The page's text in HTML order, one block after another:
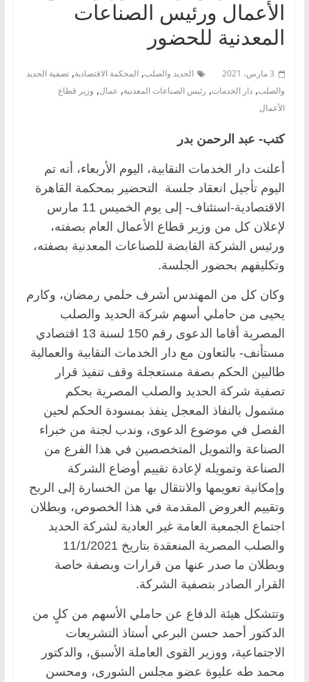
الأعمال ورئيس الصناعات
المعدنية للحضور
3 مارس، 2021 الحديد والصلب, المحكمة الاقتصادية, تصفية الحديد
والصلب, دار الخدمات, رئيس الصناعات المعدنية, عمال, وزير قطاع
الأعمال
كتب- عبد الرحمن بدر
أعلنت دار الخدمات النقابية، اليوم الأربعاء، أنه تم
اليوم تأجيل انعقاد جلسة التحضير بمحكمة القاهرة
الاقتصادية-استئناف- إلى يوم الخميس 11 مارس
لإعلان كل من وزير قطاع الأعمال العام بصفته،
ورئيس الشركة القابضة للصناعات المعدنية بصفته،
وتكليفهم بحضور الجلسة.
وكان كل من المهندس أشرف حلمي رمضان، وكارم
يحيى من حاملي أسهم شركة الحديد والصلب
المصرية أقاما الدعوى رقم 150 لسنة 13 اقتصادي
مستأنف- بالتعاون مع دار الخدمات النقابية والعمالية
طالبين الحكم بصفة مستعجلة وقف تنفيذ قرار
تصفية شركة الحديد والصلب المصرية بحكم
مشمول بالنفاذ المعجل ينفذ بمسودة الحكم لحين
الفصل في موضوع الدعوى، وندب لجنة من خبراء
الصناعة والتمويل المتخصصين في هذا الفرع من
الصناعة وتمويله لإعادة تقييم أوضاع الشركة
وإمكانية تعويمها والانتقال بها من الخسارة إلى الربح
وتقييم العروض المقدمة في هذا الخصوص، وبطلان
اجتماع الجمعية العامة غير العادية لشركة الحديد
والصلب المصرية المنعقدة بتاريخ 11/1/2021
وبطلان ما صدر عنها من قرارات وبصفة خاصة
القرار الصادر بتصفية الشركة.
وتتشكل هيئة الدفاع عن حاملي الأسهم من كلٍ من
الدكتور أحمد حسن البرعي أستاذ التشريعات
الاجتماعية، ووزير القوى العاملة الأسبق، والدكتور
محمد طه عليوة عضو مجلس الشورى، ومحسن